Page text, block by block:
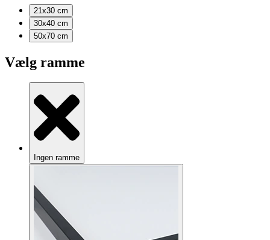
21x30 cm
30x40 cm
50x70 cm
Vælg ramme
Ingen ramme